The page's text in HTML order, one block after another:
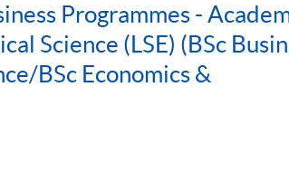
Programmes -
Science (LSE) (BSc
BSc Economics &